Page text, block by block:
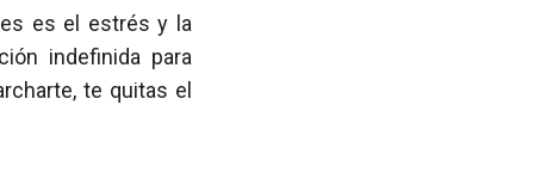
es el estrés y la
indefinida para
te quitas el